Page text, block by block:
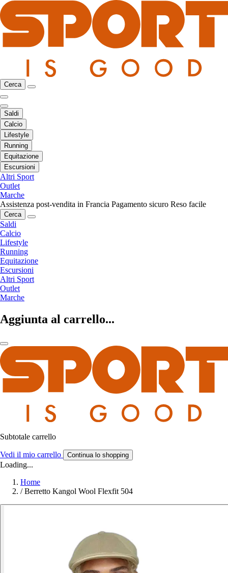
Cerca
Saldi
Calcio
Lifestyle
Running
Equitazione
Escursioni
Altri Sport
Outlet
Marche
Assistenza post-vendita in Francia Pagamento sicuro Reso facile
Cerca
Saldi
Calcio
Lifestyle
Running
Equitazione
Escursioni
Altri Sport
Outlet
Marche
Aggiunta al carrello...
Subtotale carrello
Vedi il mio carrello Continua lo shopping
Loading...
Home
/ Berretto Kangol Wool Flexfit 504